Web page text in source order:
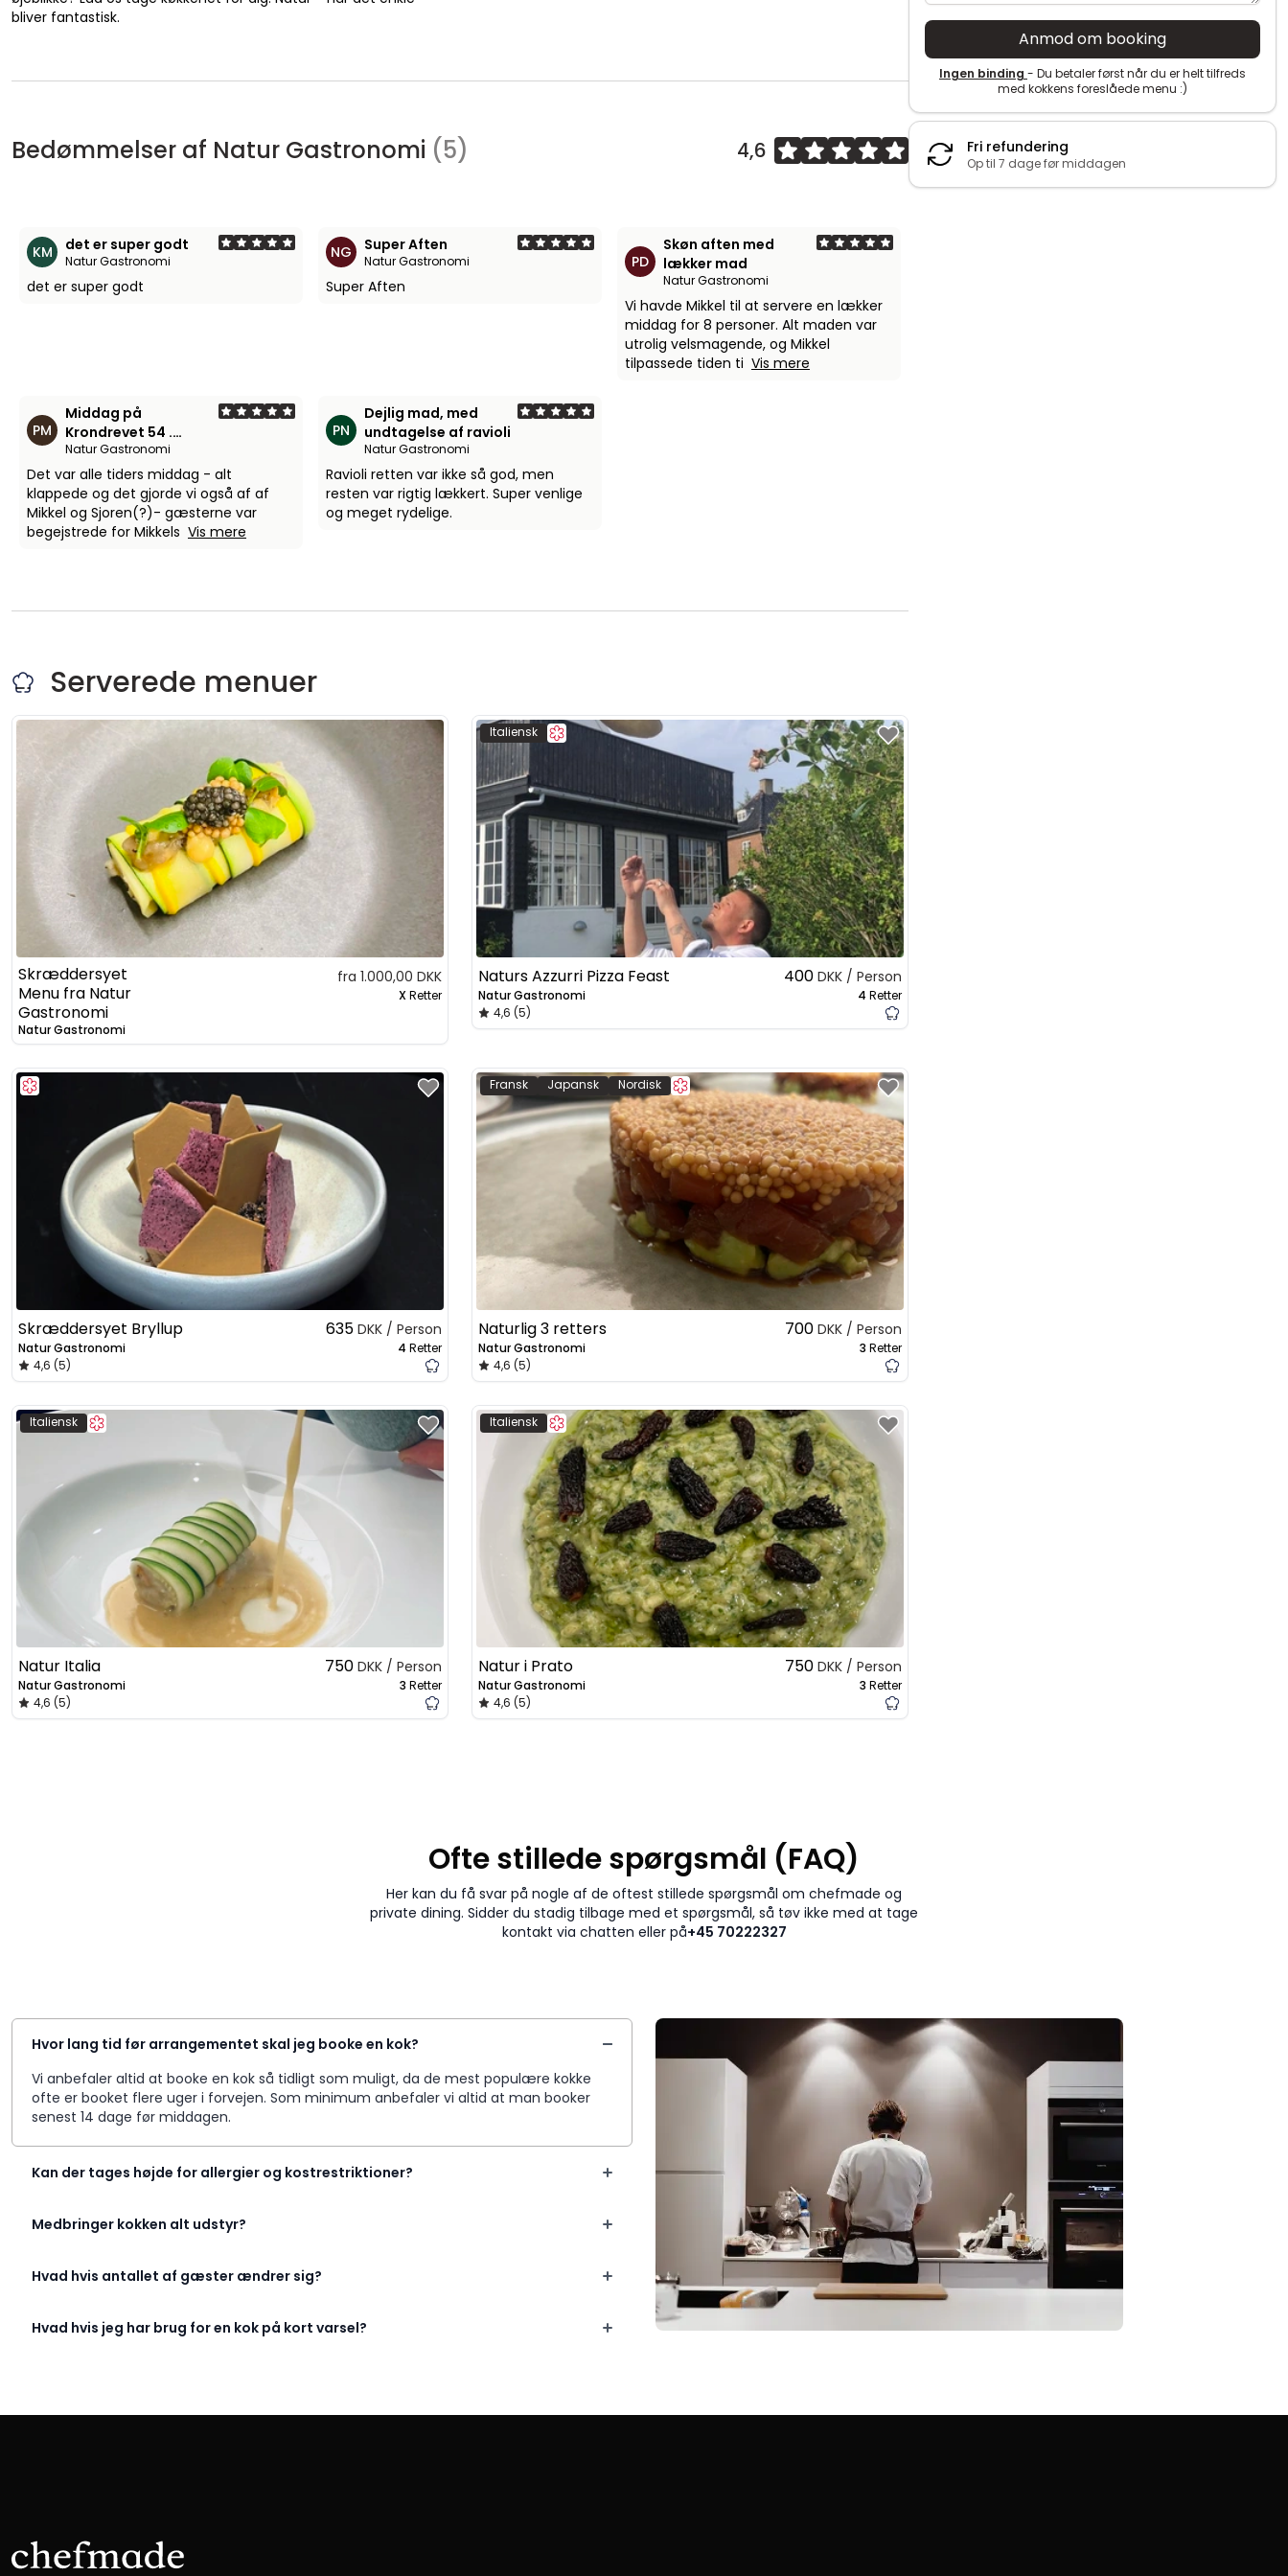
bliver fantastisk.
Bedømmelser af Natur Gastronomi (5) 4,6
KM det er super godt
Natur Gastronomi
det er super godt
NG Super Aften
Natur Gastronomi
Super Aften
PD
Skøn aften med
lækker mad
Natur Gastronomi
Vi havde Mikkel til at servere en lækker
middag for 8 personer. Alt maden var
utrolig velsmagende, og Mikkel
tilpassede tiden ti Vis mere
PM
Middag på
Krondrevet 54 .
d.7.12.25
Natur Gastronomi
Det var alle tiders middag - alt
klappede og det gjorde vi også af af
Mikkel og Sjoren(?)- gæsterne var
begejstrede for Mikkels Vis mere
PN
Dejlig mad, med
undtagelse af ravioli
Natur Gastronomi
Ravioli retten var ikke så god, men
resten var rigtig lækkert. Super venlige
og meget rydelige.
Serverede menuer
Skræddersyet
Menu fra Natur
Gastronomi
Natur Gastronomi
fra 1.000,00 DKK
X Retter
Italiensk
Naturs Azzurri Pizza Feast
Natur Gastronomi
4,6 (5)
400 DKK / Person
4 Retter
Skræddersyet Bryllup
Natur Gastronomi
4,6 (5)
635 DKK / Person
4 Retter
Fransk Japansk Nordisk
Naturlig 3 retters
Natur Gastronomi
4,6 (5)
700 DKK / Person
3 Retter
Italiensk
Natur Italia
Natur Gastronomi
4,6 (5)
750 DKK / Person
3 Retter
Italiensk
Natur i Prato
Natur Gastronomi
4,6 (5)
750 DKK / Person
3 Retter
Anmod om booking
Ingen binding - Du betaler først når du er helt tilfreds
med kokkens foreslåede menu :)
Fri refundering
Op til 7 dage før middagen
Ofte stillede spørgsmål (FAQ)
Her kan du få svar på nogle af de oftest stillede spørgsmål om chefmade og
private dining. Sidder du stadig tilbage med et spørgsmål, så tøv ikke med at tage
kontakt via chatten eller på+45 70222327
Hvor lang tid før arrangementet skal jeg booke en kok?
Vi anbefaler altid at booke en kok så tidligt som muligt, da de mest populære kokke
ofte er booket flere uger i forvejen. Som minimum anbefaler vi altid at man booker
senest 14 dage før middagen.
Kan der tages højde for allergier og kostrestriktioner?
Medbringer kokken alt udstyr?
Hvad hvis antallet af gæster ændrer sig?
Hvad hvis jeg har brug for en kok på kort varsel?